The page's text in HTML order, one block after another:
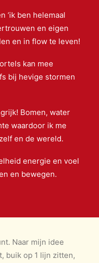
‘ik ben helemaal
en eigen
en in flow te leven!
kan mee
bij hevige stormen
Bomen, water
waardoor ik me
en de wereld.
energie en voel
en bewegen.
Naar mijn idee
buik op 1 lijn zitten,